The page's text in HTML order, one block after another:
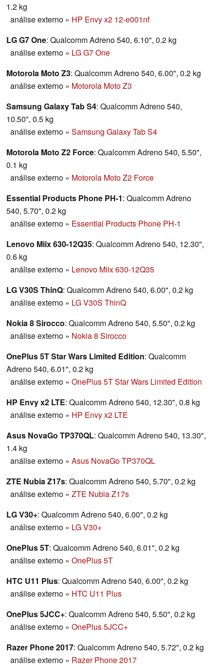
1.2 kg
análise externo » HP Envy x2 12-e001nf
LG G7 One: Qualcomm Adreno 540, 6.10", 0.2 kg
análise externo » LG G7 One
Motorola Moto Z3: Qualcomm Adreno 540, 6.00", 0.2 kg
análise externo » Motorola Moto Z3
Samsung Galaxy Tab S4: Qualcomm Adreno 540,
10.50", 0.5 kg
análise externo » Samsung Galaxy Tab S4
Motorola Moto Z2 Force: Qualcomm Adreno 540, 5.50",
0.1 kg
análise externo » Motorola Moto Z2 Force
Essential Products Phone PH-1: Qualcomm Adreno
540, 5.70", 0.2 kg
análise externo » Essential Products Phone PH-1
Lenovo Miix 630-12Q35: Qualcomm Adreno 540, 12.30",
0.6 kg
análise externo » Lenovo Miix 630-12Q35
LG V30S ThinQ: Qualcomm Adreno 540, 6.00", 0.2 kg
análise externo » LG V30S ThinQ
Nokia 8 Sirocco: Qualcomm Adreno 540, 5.50", 0.2 kg
análise externo » Nokia 8 Sirocco
OnePlus 5T Star Wars Limited Edition: Qualcomm
Adreno 540, 6.01", 0.2 kg
análise externo » OnePlus 5T Star Wars Limited Edition
HP Envy x2 LTE: Qualcomm Adreno 540, 12.30", 0.8 kg
análise externo » HP Envy x2 LTE
Asus NovaGo TP370QL: Qualcomm Adreno 540, 13.30",
1.4 kg
análise externo » Asus NovaGo TP370QL
ZTE Nubia Z17s: Qualcomm Adreno 540, 5.70", 0.2 kg
análise externo » ZTE Nubia Z17s
LG V30+: Qualcomm Adreno 540, 6.00", 0.2 kg
análise externo » LG V30+
OnePlus 5T: Qualcomm Adreno 540, 6.01", 0.2 kg
análise externo » OnePlus 5T
HTC U11 Plus: Qualcomm Adreno 540, 6.00", 0.2 kg
análise externo » HTC U11 Plus
OnePlus 5JCC+: Qualcomm Adreno 540, 5.50", 0.2 kg
análise externo » OnePlus 5JCC+
Razer Phone 2017: Qualcomm Adreno 540, 5.72", 0.2 kg
análise externo » Razer Phone 2017